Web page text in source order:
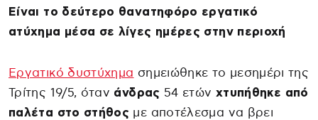
Είναι το δεύτερο θανατηφόρο εργατικό
ατύχημα μέσα σε λίγες ημέρες στην περιοχή
Εργατικό δυστύχημα σημειώθηκε το μεσημέρι της
Τρίτης 19/5, όταν άνδρας 54 ετών χτυπήθηκε από
παλέτα στο στήθος με αποτέλεσμα να βρει